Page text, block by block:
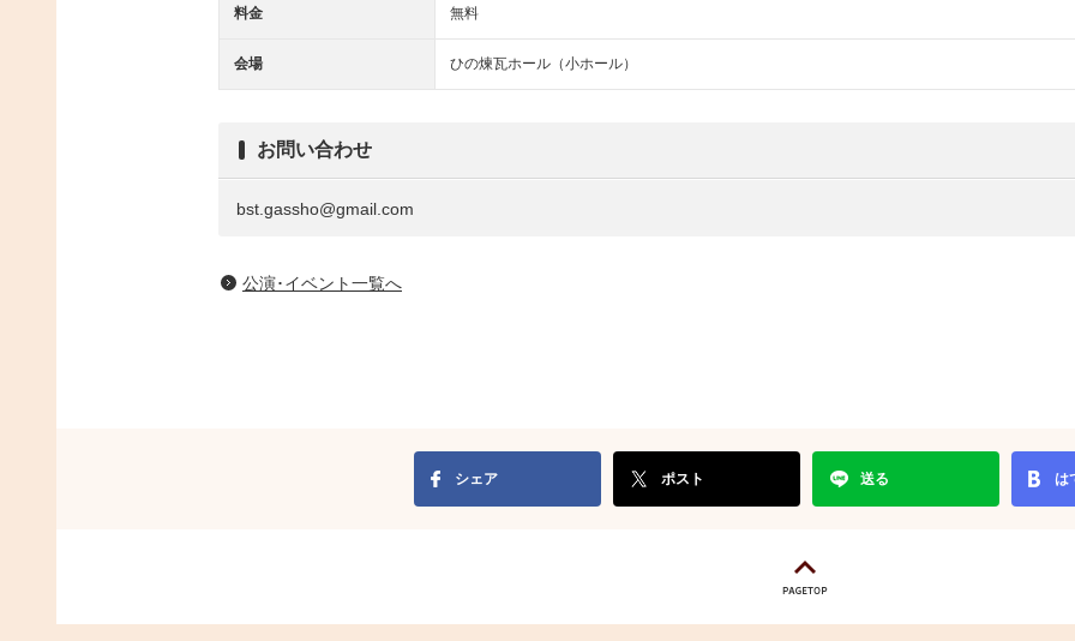
料金 無料
会場 ひの煉瓦ホール（小ホール）
お問い合わせ
bst.gassho@gmail.com
公演･イベント一覧へ
シェア ポスト 送る は